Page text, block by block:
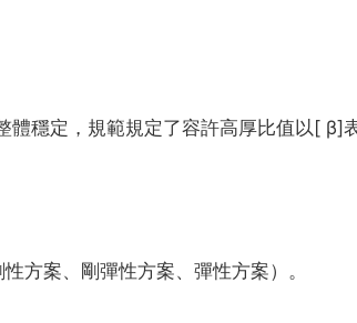
體穩定，規範規定了容許高厚比值以[
方案、剛彈性方案、彈性方案）。